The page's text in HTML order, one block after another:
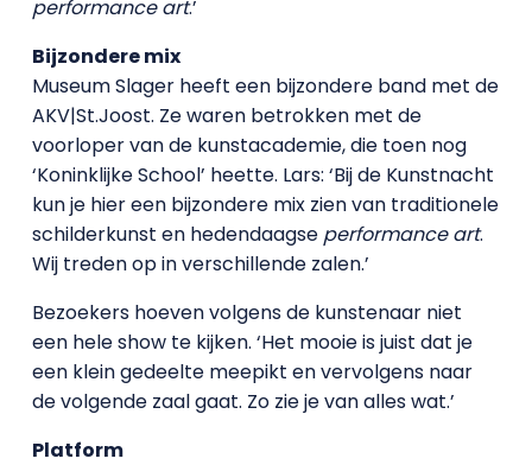
performance art.’
Bijzondere mix
Museum Slager heeft een bijzondere band met de
AKV|St.Joost. Ze waren betrokken met de
voorloper van de kunstacademie, die toen nog
‘Koninklijke School’ heette. Lars: ‘Bij de Kunstnacht
kun je hier een bijzondere mix zien van traditionele
schilderkunst en hedendaagse performance art.
Wij treden op in verschillende zalen.’
Bezoekers hoeven volgens de kunstenaar niet
een hele show te kijken. ‘Het mooie is juist dat je
een klein gedeelte meepikt en vervolgens naar
de volgende zaal gaat. Zo zie je van alles wat.’
Platform